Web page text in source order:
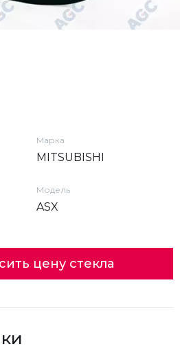
Марка
MITSUBISHI
Модель
ASX
цену стекла